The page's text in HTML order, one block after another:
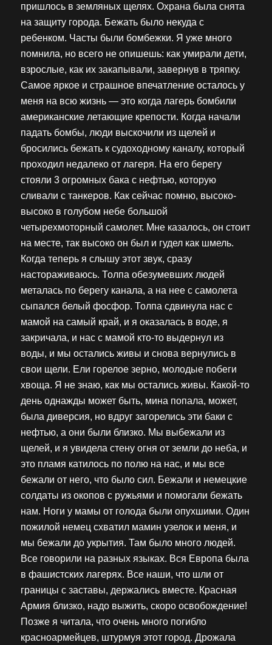
пришлось в земляных щелях. Охрана была снята
на защиту города. Бежать было некуда с
ребенком. Часты были бомбежки. Я уже много
помнила, но всего не опишешь: как умирали дети,
взрослые, как их закапывали, завернув в тряпку.
Самое яркое и страшное впечатление осталось у
меня на всю жизнь — это когда лагерь бомбили
американские летающие крепости. Когда начали
падать бомбы, люди выскочили из щелей и
бросились бежать к судоходному каналу, который
проходил недалеко от лагеря. На его берегу
стояли 3 огромных бака с нефтью, которую
сливали с танкеров. Как сейчас помню, высоко-
высоко в голубом небе большой
четырехмоторный самолет. Мне казалось, он стоит
на месте, так высоко он был и гудел как шмель.
Когда теперь я слышу этот звук, сразу
настораживаюсь. Толпа обезумевших людей
металась по берегу канала, а на нее с самолета
сыпался белый фосфор. Толпа сдвинула нас с
мамой на самый край, и я оказалась в воде, я
закричала, и нас с мамой кто-то выдернул из
воды, и мы остались живы и снова вернулись в
свои щели. Ели горелое зерно, молодые побеги
хвоща. Я не знаю, как мы остались живы. Какой-то
день однажды может быть, мина попала, может,
была диверсия, но вдруг загорелись эти баки с
нефтью, а они были близко. Мы выбежали из
щелей, и я увидела стену огня от земли до неба, и
это пламя катилось по полю на нас, и мы все
бежали от него, что было сил. Бежали и немецкие
солдаты из окопов с ружьями и помогали бежать
нам. Ноги у мамы от голода были опухшими. Один
пожилой немец схватил мамин узелок и меня, и
мы бежали до укрытия. Там было много людей.
Все говорили на разных языках. Вся Европа была
в фашистских лагерях. Все наши, что шли от
границы с заставы, держались вместе. Красная
Армия близко, надо выжить, скоро освобождение!
Позже я читала, что очень много погибло
красноармейцев, штурмуя этот город. Дрожала